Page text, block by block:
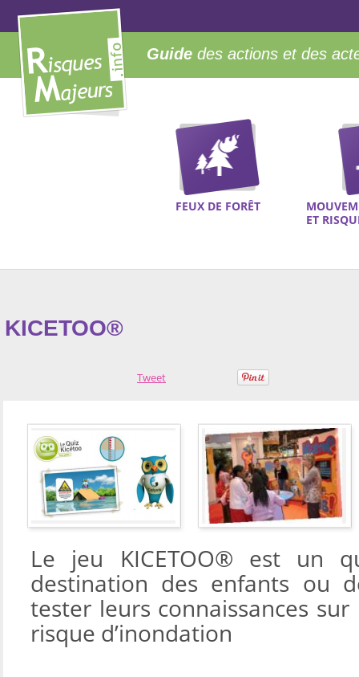
Guide des actions et des
FEUX DE FORÊT
ET
KICETOO®
Tweet
Le jeu KICETOO® est un
destination des enfants ou
tester leurs connaissances
risque d’inondation